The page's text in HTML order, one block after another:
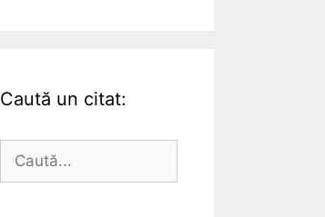
Caută un citat:
Caută